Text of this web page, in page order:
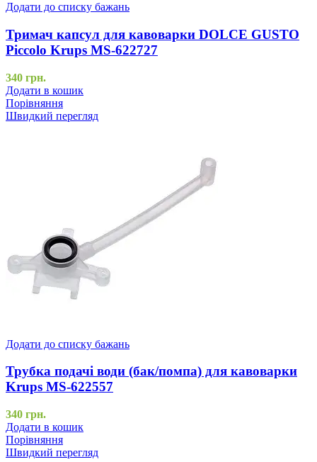
Додати до списку бажань
Тримач капсул для кавоварки DOLCE GUSTO
Piccolo Krups MS-622727
340 грн.
Додати в кошик
Порівняння
Швидкий перегляд
Додати до списку бажань
Трубка подачі води (бак/помпа) для кавоварки
Krups MS-622557
340 грн.
Додати в кошик
Порівняння
Швидкий перегляд